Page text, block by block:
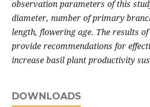
observation parameters of this
diameter, number of primary
length, flowering age. The results
provide recommendations for
increase basil plant productivity
DOWNLOADS